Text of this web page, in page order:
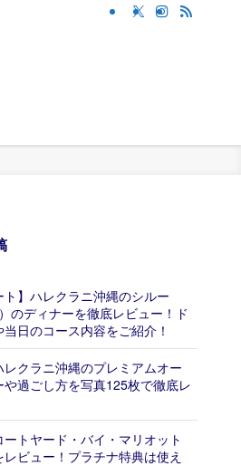
ト】ハレクラニ沖縄のシルー
のディナーを徹底レビュー！ド
日のコース内容をご紹介！
レクラニ沖縄のプレミアムオー
や過ごし方を写真125枚で徹底レ
ートヤード・バイ・マリオット
ビュー！プラチナ特典は使え